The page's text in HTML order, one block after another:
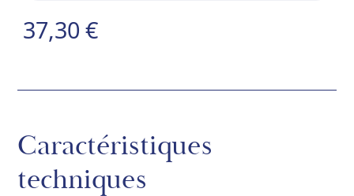
37,30 €
Caractéristiques
techniques